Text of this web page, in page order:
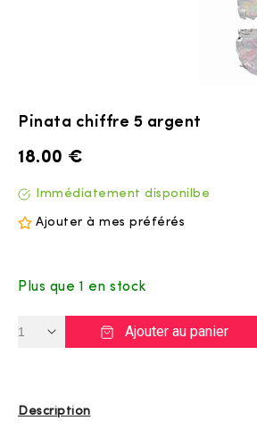
Pinata chiffre 5 argent
18.00 €
Immédiatement disponilbe
Ajouter à mes préférés
Plus que 1 en stock
Ajouter au panier
Description